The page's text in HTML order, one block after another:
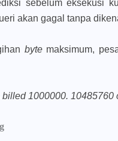
sebelum eksekusi
akan gagal tanpa
bytemaksimum,
billed 1000000. 10485760